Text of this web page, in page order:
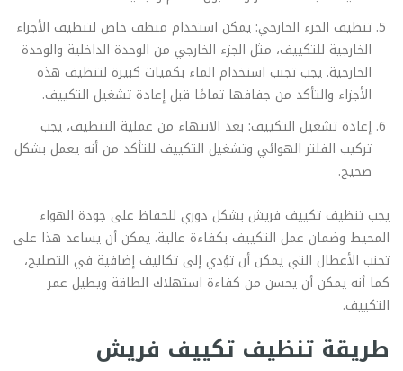
تنظيف الجزء الخارجي: يمكن استخدام منظف خاص لتنظيف الأجزاء
الخارجية للتكييف، مثل الجزء الخارجي من الوحدة الداخلية والوحدة
الخارجية. يجب تجنب استخدام الماء بكميات كبيرة لتنظيف هذه
الأجزاء والتأكد من جفافها تمامًا قبل إعادة تشغيل التكييف.
إعادة تشغيل التكييف: بعد الانتهاء من عملية التنظيف، يجب
تركيب الفلتر الهوائي وتشغيل التكييف للتأكد من أنه يعمل بشكل
صحيح.
يجب تنظيف تكييف فريش بشكل دوري للحفاظ على جودة الهواء
المحيط وضمان عمل التكييف بكفاءة عالية. يمكن أن يساعد هذا على
تجنب الأعطال التي يمكن أن تؤدي إلى تكاليف إضافية في التصليح،
كما أنه يمكن أن يحسن من كفاءة استهلاك الطاقة ويطيل عمر
التكييف.
طريقة تنظيف تكييف فريش